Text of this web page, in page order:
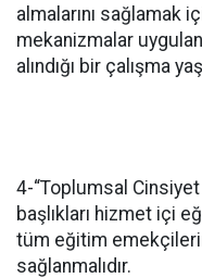
almalarını sağlamak
mekanizmalar
alındığı bir çalışma
4-“Toplumsal Cinsiyet
başlıkları hizmet içi
tüm eğitim
sağlanmalıdır.